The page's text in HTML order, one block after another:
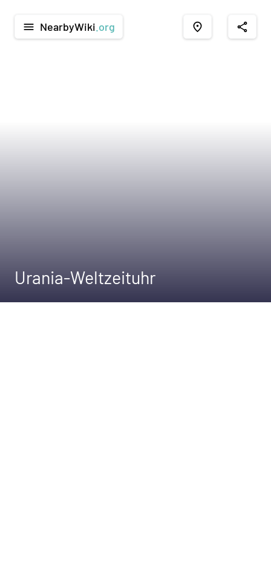
menu NearbyWiki .org place share
Urania-Weltzeituhr